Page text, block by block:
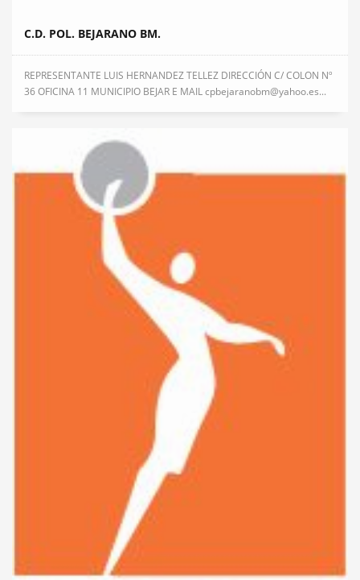
C.D. POL. BEJARANO BM.
REPRESENTANTE LUIS HERNANDEZ TELLEZ DIRECCIÓN C/ COLON Nº
36 OFICINA 11 MUNICIPIO BEJAR E MAIL cpbejaranobm@yahoo.es...